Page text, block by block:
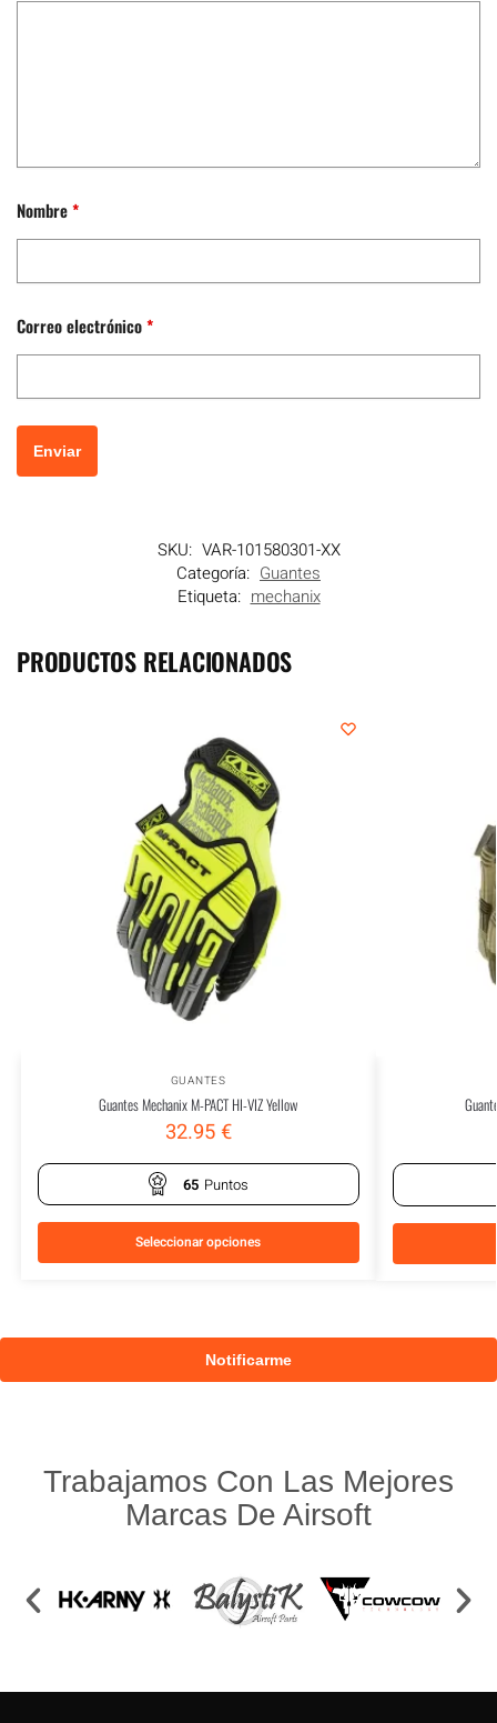
Nombre*
Correo electrónico*
SKU: VAR-101580301-XX
Categoría: Guantes
Etiqueta: mechanix
PRODUCTOS RELACIONADOS
GUANTES
Guantes Mechanix M-PACT HI-VIZ Yellow
32.95€
65 Puntos
Seleccionar opciones
Trabajamos Con Las Mejores
Marcas De Airsoft